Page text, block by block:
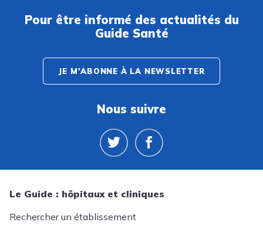
Pour être informé des actualités du
Guide Santé
JE M'ABONNE À LA NEWSLETTER
Nous suivre
Le Guide : hôpitaux et cliniques
Rechercher un établissement